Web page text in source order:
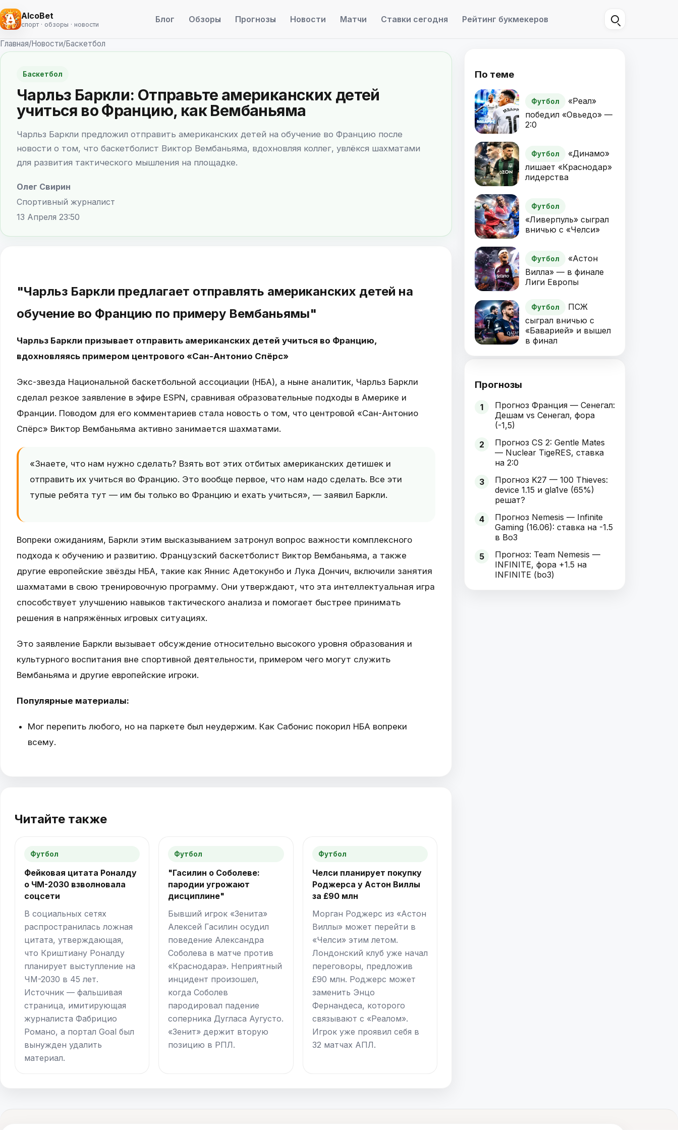
AlcoBet
спорт · обзоры · новости Блог Обзоры Прогнозы Новости Матчи Ставки сегодня Рейтинг букмекеров
Главная/Новости/Баскетбол
Баскетбол
Чарльз Баркли: Отправьте американских детей
учиться во Францию, как Вембаньяма
Чарльз Баркли предложил отправить американских детей на обучение во Францию после
новости о том, что баскетболист Виктор Вембаньяма, вдохновляя коллег, увлёкся шахматами
для развития тактического мышления на площадке.
Олег Свирин
Спортивный журналист
13 Апреля 23:50
"Чарльз Баркли предлагает отправлять американских детей на
обучение во Францию по примеру Вембаньямы"
Чарльз Баркли призывает отправить американских детей учиться во Францию,
вдохновляясь примером центрового «Сан-Антонио Спёрс»
Экс-звезда Национальной баскетбольной ассоциации (НБА), а ныне аналитик, Чарльз Баркли
сделал резкое заявление в эфире ESPN, сравнивая образовательные подходы в Америке и
Франции. Поводом для его комментариев стала новость о том, что центровой «Сан-Антонио
Спёрс» Виктор Вембаньяма активно занимается шахматами.
«Знаете, что нам нужно сделать? Взять вот этих отбитых американских детишек и
отправить их учиться во Францию. Это вообще первое, что нам надо сделать. Все эти
тупые ребята тут — им бы только во Францию и ехать учиться», — заявил Баркли.
Вопреки ожиданиям, Баркли этим высказыванием затронул вопрос важности комплексного
подхода к обучению и развитию. Французский баскетболист Виктор Вембаньяма, а также
другие европейские звёзды НБА, такие как Яннис Адетокунбо и Лука Дончич, включили занятия
шахматами в свою тренировочную программу. Они утверждают, что эта интеллектуальная игра
способствует улучшению навыков тактического анализа и помогает быстрее принимать
решения в напряжённых игровых ситуациях.
Это заявление Баркли вызывает обсуждение относительно высокого уровня образования и
культурного воспитания вне спортивной деятельности, примером чего могут служить
Вембаньяма и другие европейские игроки.
Популярные материалы:
Мог перепить любого, но на паркете был неудержим. Как Сабонис покорил НБА вопреки
всему.
Читайте также
Футбол
Фейковая цитата Роналду
о ЧМ-2030 взволновала
соцсети
В социальных сетях
распространилась ложная
цитата, утверждающая,
что Криштиану Роналду
планирует выступление на
ЧМ-2030 в 45 лет.
Источник — фальшивая
страница, имитирующая
журналиста Фабрицио
Романо, а портал Goal был
вынужден удалить
материал.
Футбол
"Гасилин о Соболеве:
пародии угрожают
дисциплине"
Бывший игрок «Зенита»
Алексей Гасилин осудил
поведение Александра
Соболева в матче против
«Краснодара». Неприятный
инцидент произошел,
когда Соболев
пародировал падение
соперника Дугласа Аугусто.
«Зенит» держит вторую
позицию в РПЛ.
Футбол
Челси планирует покупку
Роджерса у Астон Виллы
за £90 млн
Морган Роджерс из «Астон
Виллы» может перейти в
«Челси» этим летом.
Лондонский клуб уже начал
переговоры, предложив
£90 млн. Роджерс может
заменить Энцо
Фернандеса, которого
связывают с «Реалом».
Игрок уже проявил себя в
32 матчах АПЛ.
По теме
Футбол
«Реал»
победил «Овьедо» —
2:0
Футбол
«Динамо»
лишает «Краснодар»
лидерства
Футбол
«Ливерпуль» сыграл
вничью с «Челси»
Футбол
«Астон
Вилла» — в финале
Лиги Европы
Футбол
ПСЖ
сыграл вничью с
«Баварией» и вышел
в финал
Прогнозы
1
Прогноз Франция — Сенегал:
Дешам vs Сенегал, фора
(-1,5)
2
Прогноз CS 2: Gentle Mates
— Nuclear TigeRES, ставка
на 2:0
3
Прогноз K27 — 100 Thieves:
device 1.15 и gla1ve (65%)
решат?
4
Прогноз Nemesis — Infinite
Gaming (16.06): ставка на -1.5
в Bo3
5
Прогноз: Team Nemesis —
INFINITE, фора +1.5 на
INFINITE (bo3)